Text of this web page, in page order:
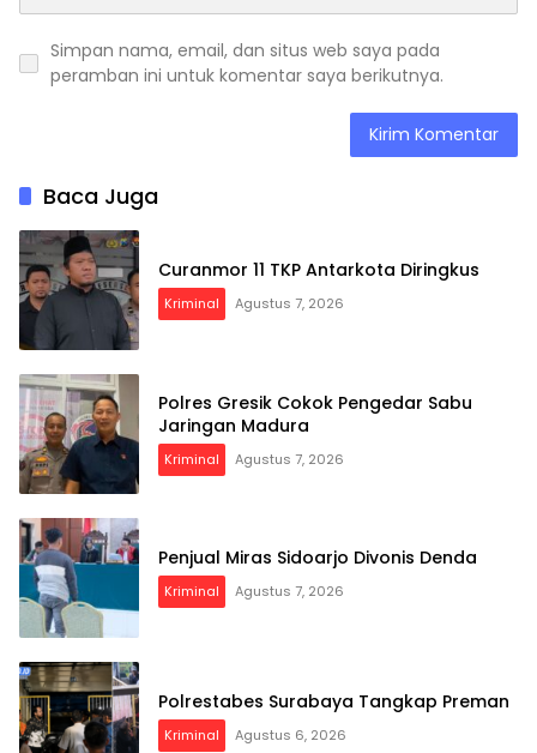
Simpan nama, email, dan situs web saya pada
peramban ini untuk komentar saya berikutnya.
Baca Juga
Curanmor 11 TKP Antarkota Diringkus
Kriminal Agustus 7, 2026
Polres Gresik Cokok Pengedar Sabu
Jaringan Madura
Kriminal Agustus 7, 2026
Penjual Miras Sidoarjo Divonis Denda
Kriminal Agustus 7, 2026
Polrestabes Surabaya Tangkap Preman
Kriminal Agustus 6, 2026